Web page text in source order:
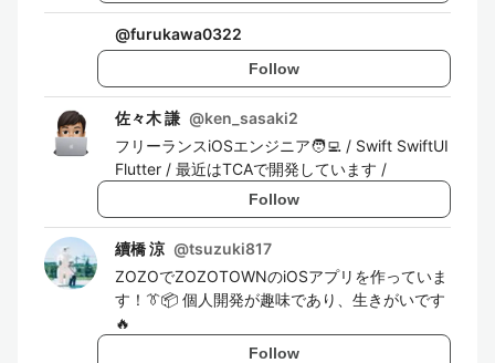
@furukawa0322
Follow
佐々木 謙 @ken_sasaki2
フリーランスiOSエンジニア🧑‍💻 / Swift SwiftUI
Flutter / 最近はTCAで開発しています /
Follow
續橋 涼 @tsuzuki817
ZOZOでZOZOTOWNのiOSアプリを作っていま
す！👔📦 個人開発が趣味であり、生きがいです
🔥
Follow